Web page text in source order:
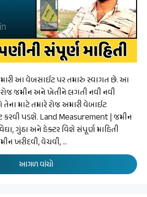
આ વેબસાઈટ પર તમારું સ્વાગત છે. આ
જમીન અને ખેતીને લગતી નવી નવી
તેના માટે તમારે રોજ અમારી વેબાઈટ
કરવી પડશે. Land Measurement | જમીન
ગુંઠા અને હેક્ટર વિશે સંપૂર્ણ માહિતી
ખરીદવી, વેચવી, …
આગળ વાંચો